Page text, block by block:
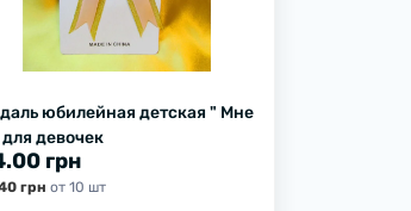
юбилейная детская " Мне
девочек
грн
грн от 10 шт